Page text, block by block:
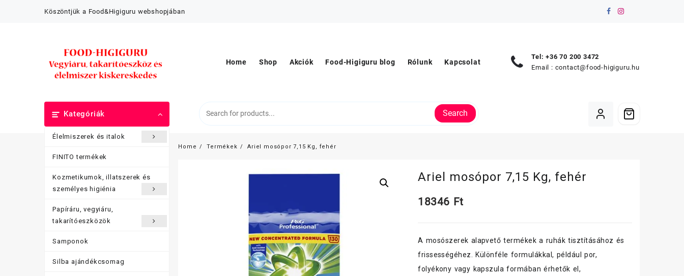
Köszöntjük a Food&Higiguru webshopjában
Home Shop Akciók Food-Higiguru blog Rólunk Kapcsolat
Tel: +36 70 200 3472
Email : contact@food-higiguru.hu
Kategóriák
Élelmiszerek és italok
FINITO termékek
Kozmetikumok, illatszerek és
személyes higiénia
Papíráru, vegyiáru,
takarítóeszközök
Samponok
Silba ajándékcsomag
Search
Home Termékek Ariel mosópor 7,15 Kg, fehér
Ariel mosópor 7,15 Kg, fehér
18346 Ft
A mosószerek alapvető termékek a ruhák tisztításához és
frissességéhez. Különféle formulákkal, például por,
folyékony vagy kapszula formában érhetők el,